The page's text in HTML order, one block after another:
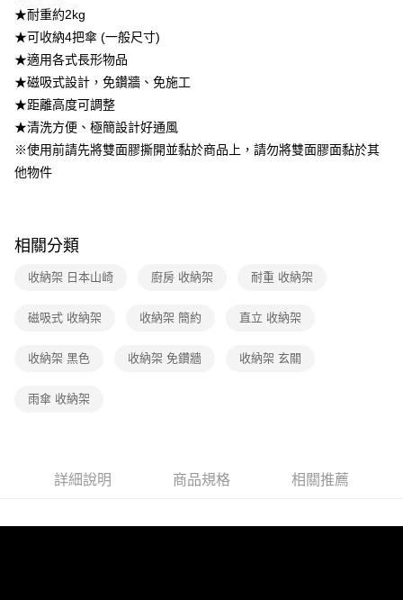
2.基於同意付款使用「大哥付你分期」之契約關係目的，商店將以您的個人
資料（包含姓名、電話或地址）提供予台灣大哥大進項蒐集、處理及利用，
由本公司與您本人進行分期帳單所需資料之確認、核對及更正。
3.完整用戶服務條款，請詳閱以下連結：
宅配【父親節大回饋】限時$299免運
每筆NT$150，滿NT$299(含以上)免運費
★耐重約2kg
★可收納4把傘 (一般尺寸)
★適用各式長形物品
★磁吸式設計，免鑽牆、免施工
★距離高度可調整
★清洗方便、極簡設計好通風
※使用前請先將雙面膠撕開並黏於商品上，請勿將雙面膠面黏於其
他物件
相關分類
收納架 日本山崎 廚房 收納架 耐重 收納架
磁吸式 收納架 收納架 簡約 直立 收納架
收納架 黑色 收納架 免鑽牆 收納架 玄關
雨傘 收納架
詳細說明 商品規格 相關推薦